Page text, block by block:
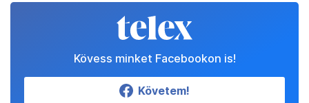
Kövess minket Facebookon is!
Követem!